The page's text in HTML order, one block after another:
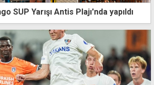
SUP Yarışı Antis Plajı'nda yapıldı